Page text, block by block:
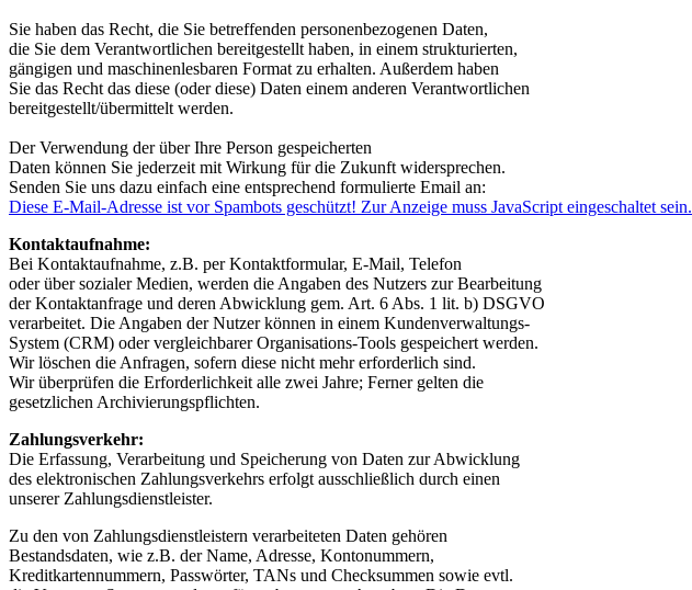
Sie haben das Recht, die Sie betreffenden personenbezogenen Daten,
die Sie dem Verantwortlichen bereitgestellt haben, in einem strukturierten,
gängigen und maschinenlesbaren Format zu erhalten. Außerdem haben
Sie das Recht das diese (oder diese) Daten einem anderen Verantwortlichen
bereitgestellt/übermittelt werden.
Der Verwendung der über Ihre Person gespeicherten
Daten können Sie jederzeit mit Wirkung für die Zukunft widersprechen.
Senden Sie uns dazu einfach eine entsprechend formulierte Email an:
Diese E-Mail-Adresse ist vor Spambots geschützt! Zur Anzeige muss JavaScript eingeschaltet sein.
Kontaktaufnahme:
Bei Kontaktaufnahme, z.B. per Kontaktformular, E-Mail, Telefon
oder über sozialer Medien, werden die Angaben des Nutzers zur Bearbeitung
der Kontaktanfrage und deren Abwicklung gem. Art. 6 Abs. 1 lit. b) DSGVO
verarbeitet. Die Angaben der Nutzer können in einem Kundenverwaltungs-
System (CRM) oder vergleichbarer Organisations-Tools gespeichert werden.
Wir löschen die Anfragen, sofern diese nicht mehr erforderlich sind.
Wir überprüfen die Erforderlichkeit alle zwei Jahre; Ferner gelten die
gesetzlichen Archivierungspflichten.
Zahlungsverkehr:
Die Erfassung, Verarbeitung und Speicherung von Daten zur Abwicklung
des elektronischen Zahlungsverkehrs erfolgt ausschließlich durch einen
unserer Zahlungsdienstleister.
Zu den von Zahlungsdienstleistern verarbeiteten Daten gehören
Bestandsdaten, wie z.B. der Name, Adresse, Kontonummern,
Kreditkartennummern, Passwörter, TANs und Checksummen sowie evtl.